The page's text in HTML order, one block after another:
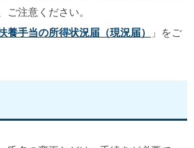
ご注意ください。
養手当の所得状況届（現況届）
」をご